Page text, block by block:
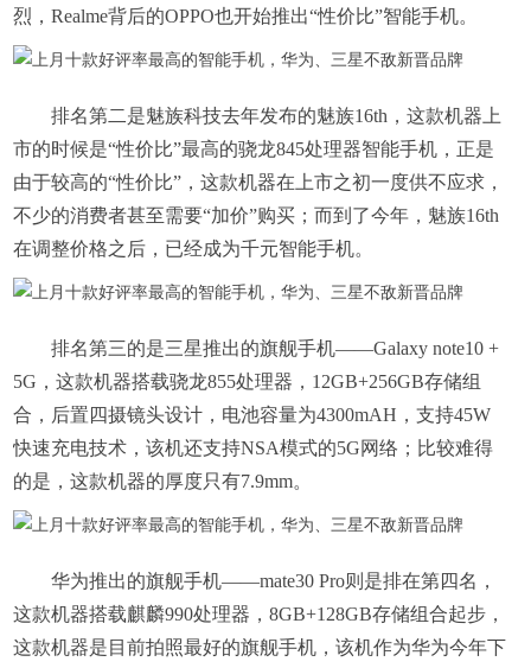
烈，Realme背后的OPPO也开始推出“性价比”智能手机。
排名第二是魅族科技去年发布的魅族16th，这款机器上
市的时候是“性价比”最高的骁龙845处理器智能手机，正是
由于较高的“性价比”，这款机器在上市之初一度供不应求，
不少的消费者甚至需要“加价”购买；而到了今年，魅族16th
在调整价格之后，已经成为千元智能手机。
排名第三的是三星推出的旗舰手机——Galaxy note10 +
5G，这款机器搭载骁龙855处理器，12GB+256GB存储组
合，后置四摄镜头设计，电池容量为4300mAH，支持45W
快速充电技术，该机还支持NSA模式的5G网络；比较难得
的是，这款机器的厚度只有7.9mm。
华为推出的旗舰手机——mate30 Pro则是排在第四名，
这款机器搭载麒麟990处理器，8GB+128GB存储组合起步，
这款机器是目前拍照最好的旗舰手机，该机作为华为今年下